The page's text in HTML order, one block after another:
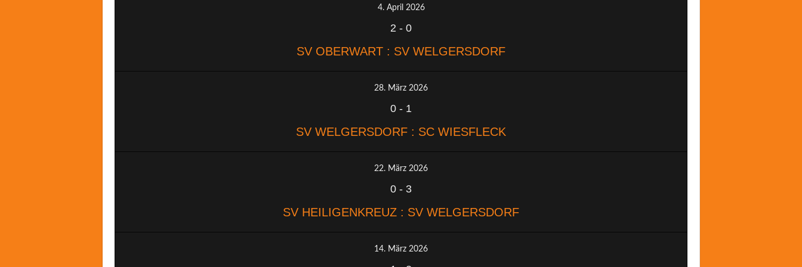
4. April 2026
2 - 0
SV OBERWART : SV WELGERSDORF
28. März 2026
0 - 1
SV WELGERSDORF : SC WIESFLECK
22. März 2026
0 - 3
SV HEILIGENKREUZ : SV WELGERSDORF
14. März 2026